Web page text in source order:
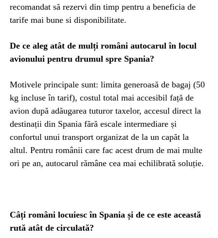
recomandat să rezervi din timp pentru a beneficia de
tarife mai bune si disponibilitate.
De ce aleg atât de mulți români autocarul în locul
avionului pentru drumul spre Spania?
Motivele principale sunt: limita generoasă de bagaj (50
kg incluse în tarif), costul total mai accesibil față de
avion după adăugarea tuturor taxelor, accesul direct la
destinații din Spania fără escale intermediare și
confortul unui transport organizat de la un capăt la
altul. Pentru românii care fac acest drum de mai multe
ori pe an, autocarul rămâne cea mai echilibrată soluție.
Câți români locuiesc în Spania și de ce este această
rută atât de circulată?